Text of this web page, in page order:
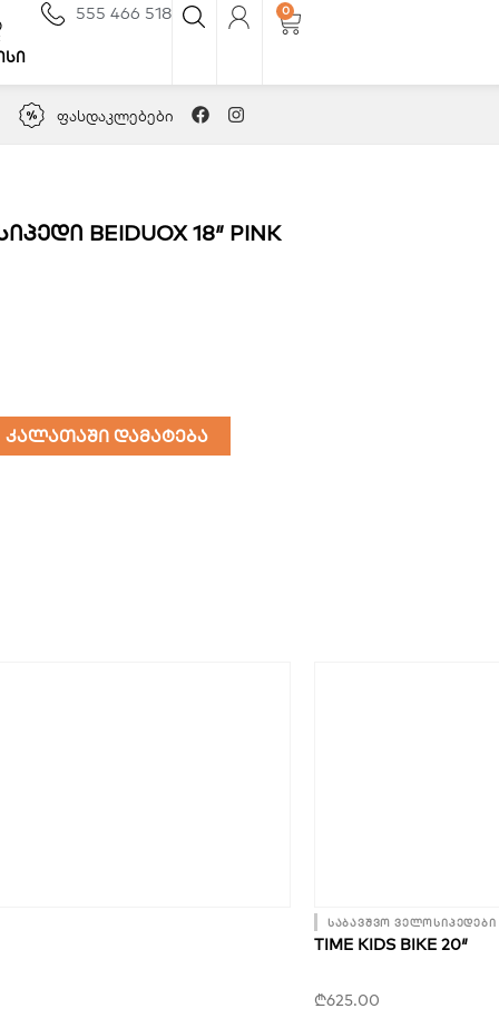
555 466 518 0
Cart
ᲤᲐᲡᲓᲐᲙᲚᲔᲑᲔᲑᲘ FacebookInstagram
BEIDUOX 18″ PINK
კალათაში დამატება
საბავშვო ველოსიპედები
TIME KIDS BIKE 20″
₾625.00